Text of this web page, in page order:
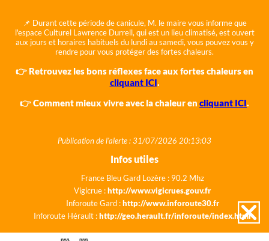
📌 Durant cette période de canicule, M. le maire vous informe que
l'espace Culturel Lawrence Durrell, qui est un lieu climatisé, est ouvert
aux jours et horaires habituels du lundi au samedi, vous pouvez vous y
rendre pour vous protéger des fortes chaleurs.
👉 Retrouvez les bons réflexes face aux fortes chaleurs en
cliquant ICI.
👉 Comment mieux vivre avec la chaleur en cliquant ICI.
Publication de l'alerte : 31/07/2026 20:13:03
Infos utiles
France Bleu Gard Lozère : 90.2 Mhz
Vigicrue :http://www.vigicrues.gouv.fr
Inforoute Gard :http://www.inforoute30.fr
Inforoute Hérault :http://geo.herault.fr/inforoute/index.html